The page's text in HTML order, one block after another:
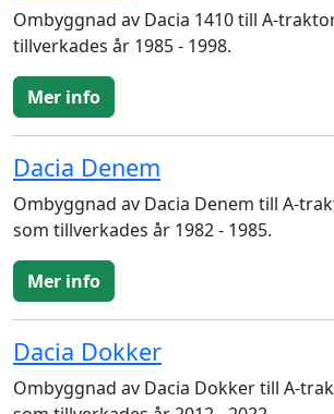
Ombyggnad av Dacia 1410 till A-
tillverkades år 1985 - 1998.
Mer info
Dacia Denem
Ombyggnad av Dacia Denem till A-
som tillverkades år 1982 - 1985.
Mer info
Dacia Dokker
Ombyggnad av Dacia Dokker till A-